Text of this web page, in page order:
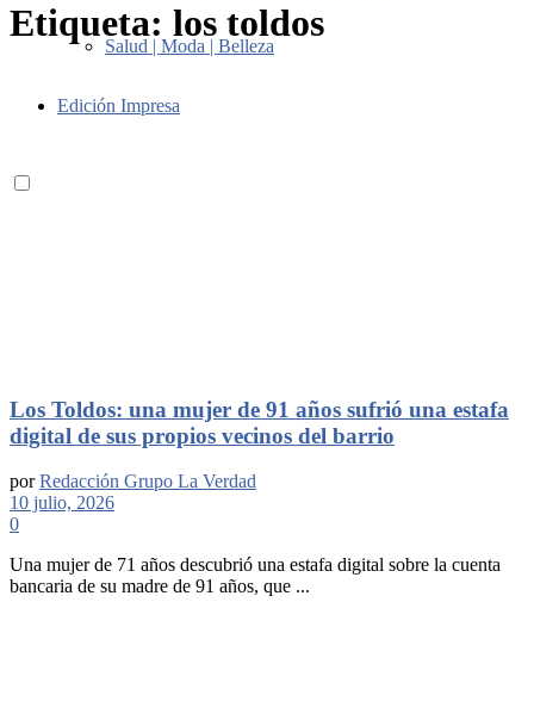
Salud | Moda | Belleza
Edición Impresa
Etiqueta: los toldos
Los Toldos: una mujer de 91 años sufrió una estafa
digital de sus propios vecinos del barrio
por Redacción Grupo La Verdad
10 julio, 2026
0
Una mujer de 71 años descubrió una estafa digital sobre la cuenta
bancaria de su madre de 91 años, que ...